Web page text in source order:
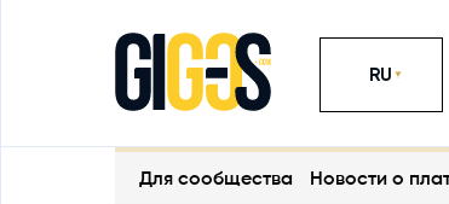
RU
Для сообщества Новости о